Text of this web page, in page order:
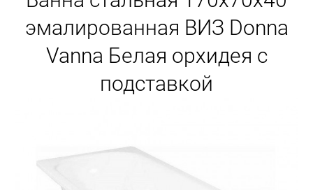
Для дома
Для кухни
Сантехника
Для дачи и отдыха
эмалированная ВИЗ Donna
Vanna Белая орхидея с
подставкой